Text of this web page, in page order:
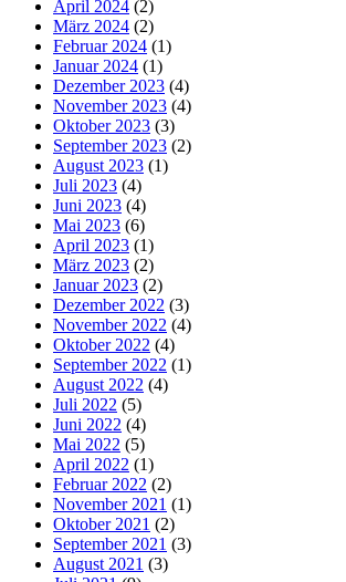
April 2024 (2)
März 2024 (2)
Februar 2024 (1)
Januar 2024 (1)
Dezember 2023 (4)
November 2023 (4)
Oktober 2023 (3)
September 2023 (2)
August 2023 (1)
Juli 2023 (4)
Juni 2023 (4)
Mai 2023 (6)
April 2023 (1)
März 2023 (2)
Januar 2023 (2)
Dezember 2022 (3)
November 2022 (4)
Oktober 2022 (4)
September 2022 (1)
August 2022 (4)
Juli 2022 (5)
Juni 2022 (4)
Mai 2022 (5)
April 2022 (1)
Februar 2022 (2)
November 2021 (1)
Oktober 2021 (2)
September 2021 (3)
August 2021 (3)